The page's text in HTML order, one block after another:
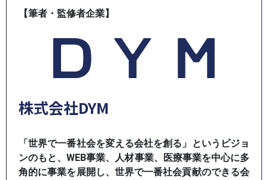
【筆者・監修者企業】
株式会社DYM
「世界で一番社会を変える会社を創る」というビジョ
ンのもと、WEB事業、人材事業、医療事業を中心に多
角的に事業を展開し、世界で一番社会貢献のできる会